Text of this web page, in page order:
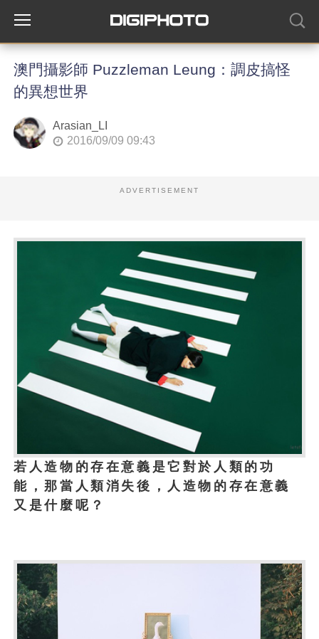
澳門攝影師 Puzzleman Leung：調皮搞怪
的異想世界
Arasian_LI
2016/09/09 09:43
ADVERTISEMENT
若人造物的存在意義是它對於人類的功
能，那當人類消失後，人造物的存在意義
又是什麼呢？